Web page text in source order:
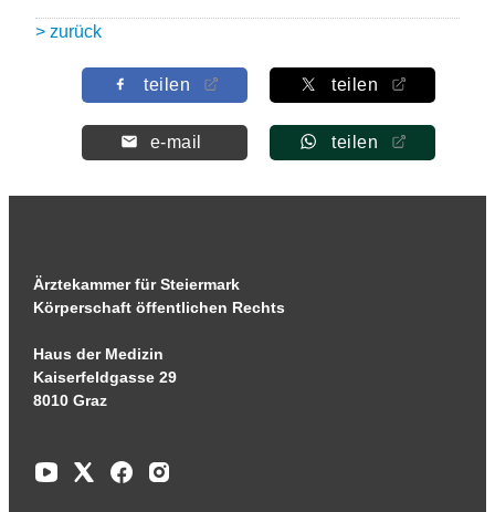
> zurück
teilen teilen
e-mail teilen
Ärztekammer für Steiermark
Körperschaft öffentlichen Rechts
Haus der Medizin
Kaiserfeldgasse 29
8010 Graz